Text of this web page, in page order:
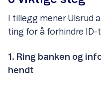
I tillegg mener Ulsrud
ting for å forhindre ID-
1. Ring banken og
hendt